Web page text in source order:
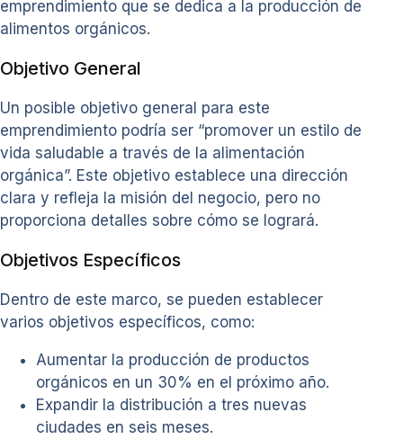
emprendimiento que se dedica a la producción de
alimentos orgánicos.
Objetivo General
Un posible objetivo general para este
emprendimiento podría ser “promover un estilo de
vida saludable a través de la alimentación
orgánica”. Este objetivo establece una dirección
clara y refleja la misión del negocio, pero no
proporciona detalles sobre cómo se logrará.
Objetivos Específicos
Dentro de este marco, se pueden establecer
varios objetivos específicos, como:
Aumentar la producción de productos
orgánicos en un 30% en el próximo año.
Expandir la distribución a tres nuevas
ciudades en seis meses.